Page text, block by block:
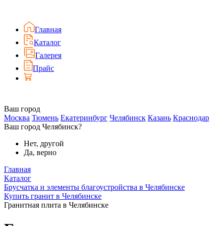
Главная
Каталог
Галерея
Прайс
Ваш город
Москва Тюмень Екатеринбург Челябинск Казань Краснодар
Ваш город Челябинск?
Нет, другой
Да, верно
Главная
Каталог
Брусчатка и элементы благоустройства в Челябинске
Купить гранит в Челябинске
Гранитная плита в Челябинске